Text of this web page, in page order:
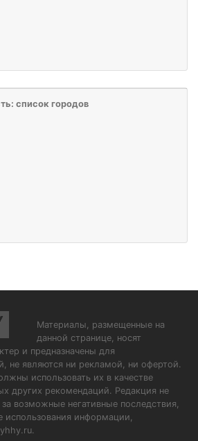
список городов
Материалы, размещенные на
данной странице, носят
и предназначены для
не являются ни рекламой, ни офертой.
использовать их в качестве
других рекомендаций. Редакция не
за возможные негативные последствия,
использования информации,